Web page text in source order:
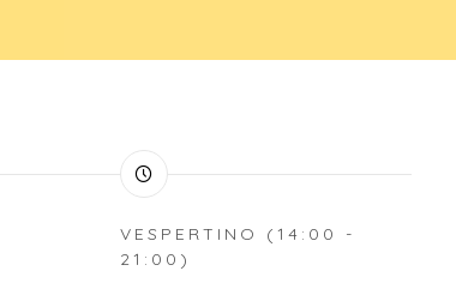
VESPERTINO (14:00 -
21:00)